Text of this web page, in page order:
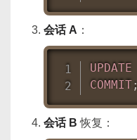
会话 A ：
UPDATE
COMMIT;
会话 B 恢复：